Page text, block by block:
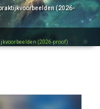
(2026-
(2026-proof)